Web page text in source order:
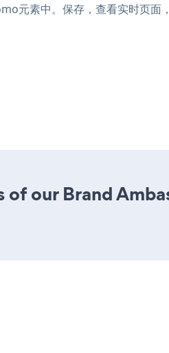
元素中。保存，查看实时页
our Brand